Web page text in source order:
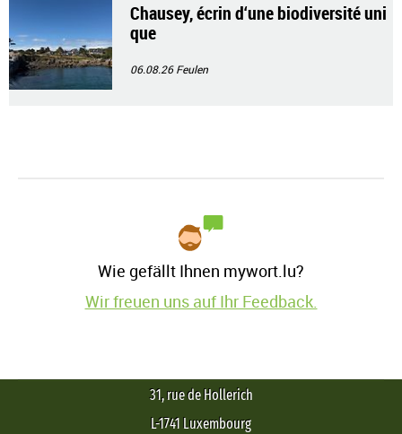
Chausey, écrin d‘une biodiversité uni
que
06.08.26Feulen
Wie gefällt Ihnen mywort.lu?
Wir freuen uns auf Ihr Feedback.
31, rue de Hollerich
L-1741 Luxembourg